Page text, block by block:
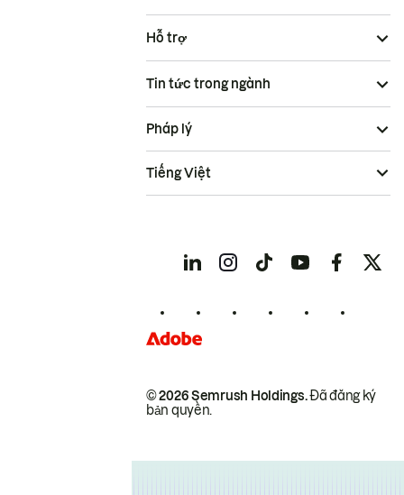
Hỗ trợ
Tin tức trong ngành
© 2026 Semrush Holdings.Đã đăng ký
bản quyền.
Pháp lý
Tiếng Việt